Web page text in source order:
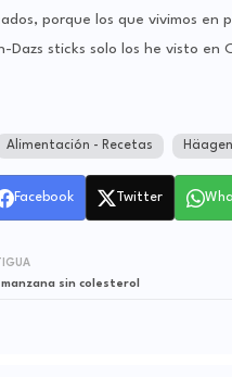
porque los que vivimos en
Dazs sticks solo los he visto en
Alimentación - Recetas
Facebook Twitter
sin colesterol